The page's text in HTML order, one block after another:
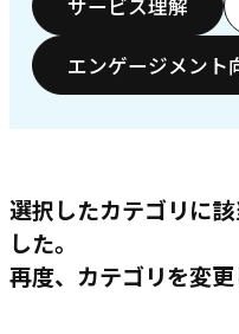
サービス理解
エンゲージメント
選択したカテゴリに
した。
再度、カテゴリを変更